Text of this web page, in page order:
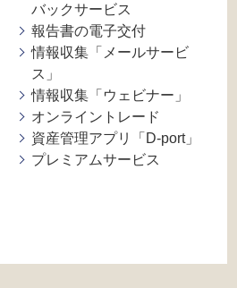
バックサービス
報告書の電子交付
情報収集「メールサービ
ス」
情報収集「ウェビナー」
オンライントレード
資産管理アプリ「D-port」
プレミアムサービス